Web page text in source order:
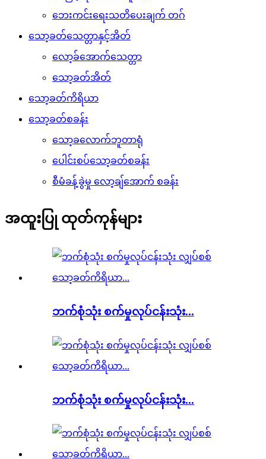
ဘေးကင်းရေးသတိပေးချက် တဂ်
သော့ခတ်သေတ္တာနှင့်အိတ်
လော့ခ်အောက်သေတ္တာ
သော့ခတ်အိတ်
သော့ခတ်ကိရိယာ
သော့ခတ်စခန်း
သော့ခလောက်ဘူတာရုံ
ပေါင်းစပ်သော့ခတ်စခန်း
စီမံခန့်ခွဲမှု လော့ချ်အောက် စခန်း
အထူးပြု ထုတ်ကုန်များ
ဘက်စုံသုံး စက်မှုလုပ်ငန်းသုံး...
ဘက်စုံသုံး စက်မှုလုပ်ငန်းသုံး...